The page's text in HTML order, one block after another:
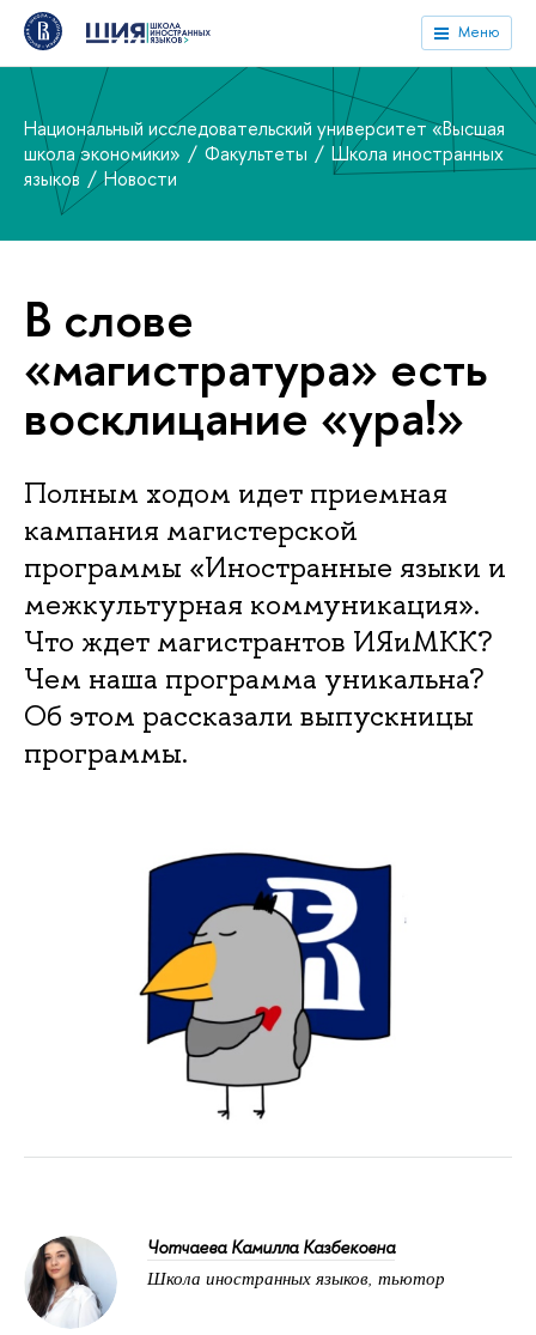
Меню
Национальный исследовательский университет «Высшая
школа экономики»
Факультеты
Школа иностранных
языков
Новости
В слове
«магистратура» есть
восклицание «ура!»
Полным ходом идет приемная
кампания магистерской
программы «Иностранные языки и
межкультурная коммуникация».
Что ждет магистрантов ИЯиМКК?
Чем наша программа уникальна?
Об этом рассказали выпускницы
программы.
Чотчаева Камилла Казбековна
Школа иностранных языков, тьютор